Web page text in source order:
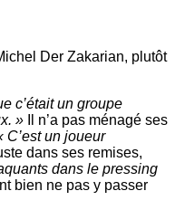
Der Zakarian, plutôt
c’était un groupe
» Il n’a pas ménagé ses
C’est un joueur
dans ses remises,
dans le pressing
bien ne pas y passer